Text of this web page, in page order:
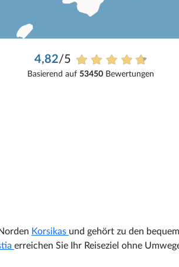
4,82/5
Basierend auf53450 Bewertungen
Korsikas und gehört zu den
erreichen Sie Ihr Reiseziel ohne